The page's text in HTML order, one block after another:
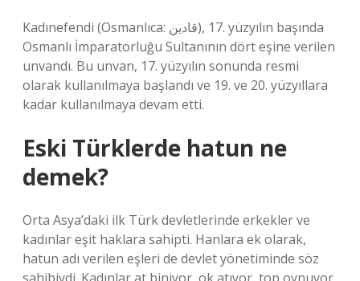
Kadınefendi (Osmanlıca: قادین), 17. yüzyılın başında
Osmanlı İmparatorluğu Sultanının dört eşine verilen
unvandı. Bu unvan, 17. yüzyılın sonunda resmi
olarak kullanılmaya başlandı ve 19. ve 20. yüzyıllara
kadar kullanılmaya devam etti.
Eski Türklerde hatun ne
demek?
Orta Asya’daki ilk Türk devletlerinde erkekler ve
kadınlar eşit haklara sahipti. Hanlara ek olarak,
hatun adı verilen eşleri de devlet yönetiminde söz